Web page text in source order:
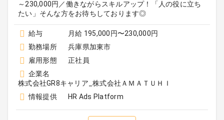
～230,000円／働きながらスキルアップ！「人の役に立ち
たい」そんな方をお待ちしております◎
給与
月給 195,000円〜230,000円
勤務場所
兵庫県加東市
雇用形態
正社員
企業名
株式会社GR8キャリア_株式会社ＡＭＡＴＵＨＩ
情報提供
HR Ads Platform